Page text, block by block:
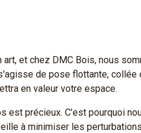
art, et chez DMC Bois, nous
de pose flottante,
en valeur votre espace.
est précieux. C'est pourquoi
à minimiser les